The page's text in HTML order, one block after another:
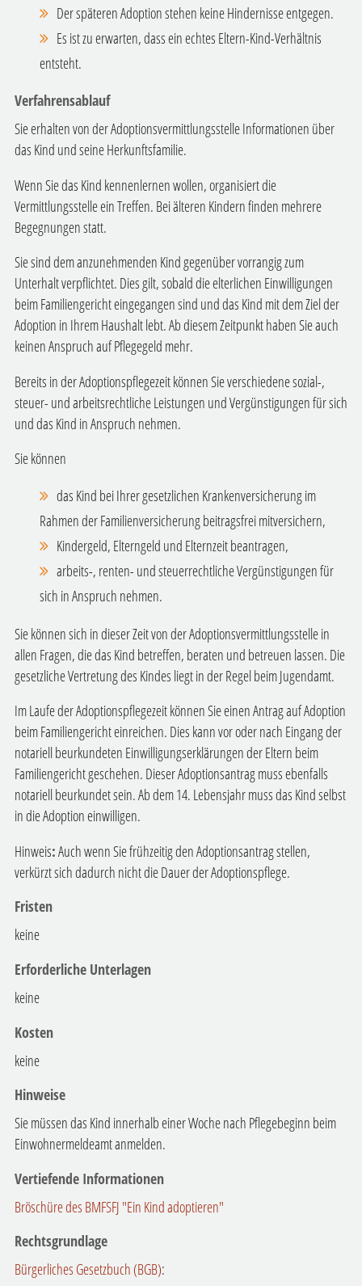
Der späteren Adoption stehen keine Hindernisse entgegen.
Es ist zu erwarten, dass ein echtes Eltern-Kind-Verhältnis
entsteht.
Verfahrensablauf
Sie erhalten von der Adoptionsvermittlungsstelle Informationen über
das Kind und seine Herkunftsfamilie.
Wenn Sie das Kind kennenlernen wollen, organisiert die
Vermittlungsstelle ein Treffen. Bei älteren Kindern finden mehrere
Begegnungen statt.
Sie sind dem anzunehmenden Kind gegenüber vorrangig zum
Unterhalt verpflichtet. Dies gilt, sobald die elterlichen Einwilligungen
beim Familiengericht eingegangen sind und das Kind mit dem Ziel der
Adoption in Ihrem Haushalt lebt. Ab diesem Zeitpunkt haben Sie auch
keinen Anspruch auf Pflegegeld mehr.
Bereits in der Adoptionspflegezeit können Sie verschiedene sozial-,
steuer- und arbeitsrechtliche Leistungen und Vergünstigungen für sich
und das Kind in Anspruch nehmen.
Sie können
das Kind bei Ihrer gesetzlichen Krankenversicherung im
Rahmen der Familienversicherung beitragsfrei mitversichern,
Kindergeld, Elterngeld und Elternzeit beantragen,
arbeits-, renten- und steuerrechtliche Vergünstigungen für
sich in Anspruch nehmen.
Sie können sich in dieser Zeit von der Adoptionsvermittlungsstelle in
allen Fragen, die das Kind betreffen, beraten und betreuen lassen. Die
gesetzliche Vertretung des Kindes liegt in der Regel beim Jugendamt.
Im Laufe der Adoptionspflegezeit können Sie einen Antrag auf Adoption
beim Familiengericht einreichen. Dies kann vor oder nach Eingang der
notariell beurkundeten Einwilligungserklärungen der Eltern beim
Familiengericht geschehen. Dieser Adoptionsantrag muss ebenfalls
notariell beurkundet sein. Ab dem 14. Lebensjahr muss das Kind selbst
in die Adoption einwilligen.
Hinweis:Auch wenn Sie frühzeitig den Adoptionsantrag stellen,
verkürzt sich dadurch nicht die Dauer der Adoptionspflege.
Fristen
keine
Erforderliche Unterlagen
keine
Kosten
keine
Hinweise
Sie müssen das Kind innerhalb einer Woche nach Pflegebeginn beim
Einwohnermeldeamt anmelden.
Vertiefende Informationen
Bröschüre des BMFSFJ "Ein Kind adoptieren"
Rechtsgrundlage
Bürgerliches Gesetzbuch (BGB):